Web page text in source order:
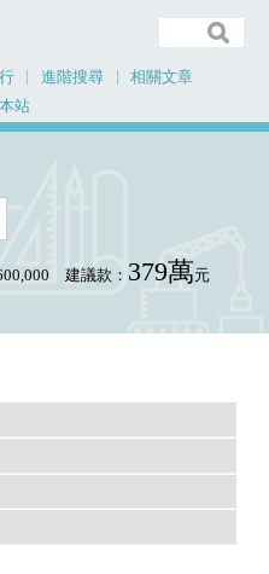
進階搜尋
相關文章
站
建議款： 379萬元